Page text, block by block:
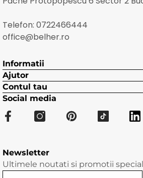
Telefon: 0722466444
office@belher.ro
Informatii
Ajutor
Contul tau
Social media
Newsletter
Ultimele noutati si promotii